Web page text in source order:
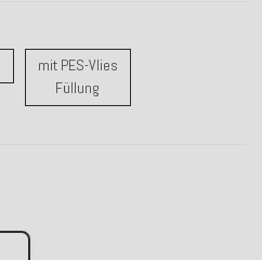
ohne Füllung
mit PES-Vlies
Füllung